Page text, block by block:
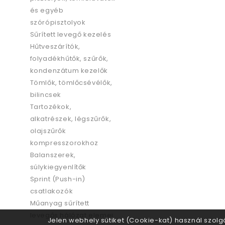
és egyéb
szórópisztolyok
Sűrített levegő kezelés
Hűtveszárítók,
folyadékhűtők, szűrők,
kondenzátum kezelők
Tömlők, tömlőcsévélők,
bilincsek
Tartozékok,
alkatrészek, légszűrők,
olajszűrők
kompresszorokhoz
Balanszerek,
súlykiegyenlítők
Sprint (Push-in)
csatlakozók
Műanyag sűrített
Jelen webhely sütiket (Cookie-kat) használ